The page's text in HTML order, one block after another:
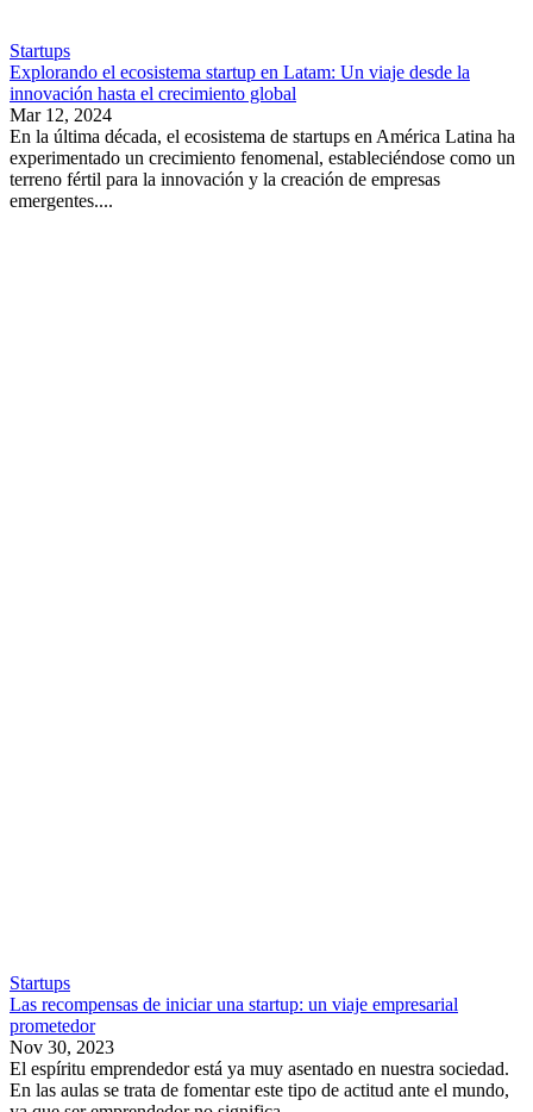
Startups
Explorando el ecosistema startup en Latam: Un viaje desde la
innovación hasta el crecimiento global
Mar 12, 2024
En la última década, el ecosistema de startups en América Latina ha
experimentado un crecimiento fenomenal, estableciéndose como un
terreno fértil para la innovación y la creación de empresas
emergentes....
Startups
Las recompensas de iniciar una startup: un viaje empresarial
prometedor
Nov 30, 2023
El espíritu emprendedor está ya muy asentado en nuestra sociedad.
En las aulas se trata de fomentar este tipo de actitud ante el mundo,